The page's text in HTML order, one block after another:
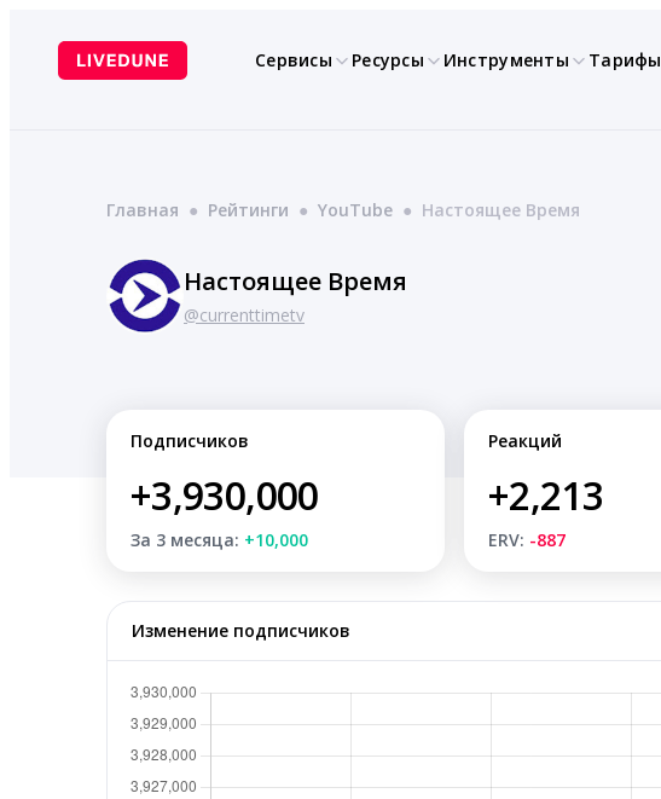
содержимому
Сервисы Ресурсы Инструменты Тарифы
Главная ● Рейтинги ● YouTube ● Настоящее Время
Настоящее Время
@currenttimetv
Подписчиков
+3,930,000
За 3 месяца: +10,000
Реакций
+2,213
ERV: -887
Изменение подписчиков